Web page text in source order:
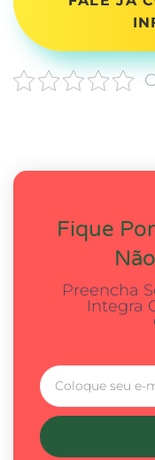
Fique
Preencha
Integra